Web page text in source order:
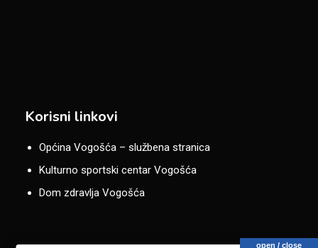
Korisni linkovi
Općina Vogošća – službena stranica
Kulturno sportski centar Vogošća
Dom zdravlja Vogošća
open / close